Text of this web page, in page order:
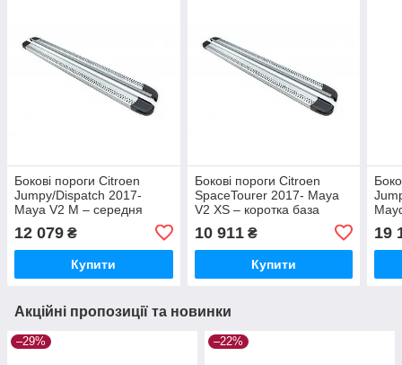
Бокові пороги Citroen
Jumpy/Dispatch 2017-
Maya V2 M – середня
12 079 ₴
Купити
Бокові пороги Citroen
SpaceTourer 2017- Maya
V2 XS – коротка база
10 911₴
Купити
19
Акційні пропозиції та новинки
–29% –22%